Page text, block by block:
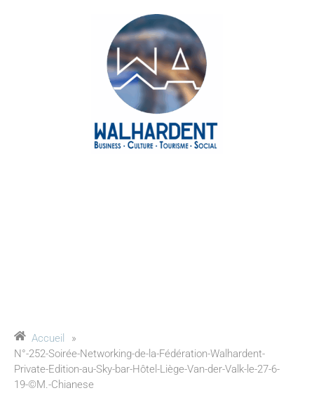
Accueil
»
N°-252-Soirée-Networking-de-la-Fédération-Walhardent-
Private-Edition-au-Sky-bar-Hôtel-Liège-Van-der-Valk-le-27-6-
19-©M.-Chianese